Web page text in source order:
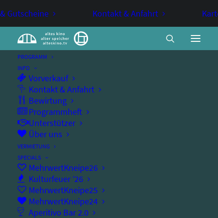
Gutscheine Kontakt & Anfahrt
PROGRAMM
INFO
Vorverkauf
Kontakt & Anfahrt
Bewirtung
Programmheft
Unterstützer
Über uns
VERMIETUNG
SPECIALS
MehrwertKneipe26
Kulturfeuer ’26
MehrwertKneipe25
MehrwertKneipe24
Aperitivo Bar 2.0
Lizzy Aumeier
KABARETT MUSIK-KABARETT
Kontrabass – Klassik – Kabarett: Jetzt erst
recht!